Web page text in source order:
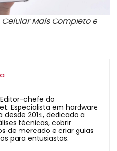
Celular Mais Completo e
chefe do
Especialista em hardware
desde 2014, dedicado a
técnicas, cobrir
de mercado e criar guias
para entusiastas.